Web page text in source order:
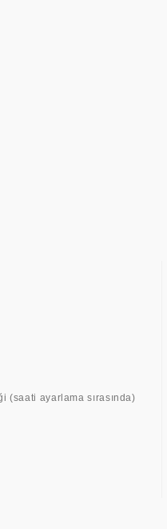
ayarlama sırasında)